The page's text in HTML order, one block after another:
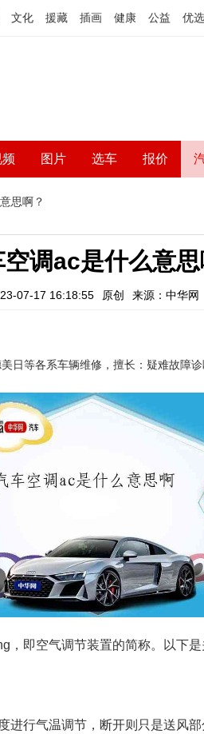
文化 援藏 插画 健康 公益 优选
图片 选车 报价
思啊？
调ac是什么意思
07-17 16:18:55 原创 来源：中华网
，即空气调节装置的简称。以下是
进行气温调节，断开则只是送风